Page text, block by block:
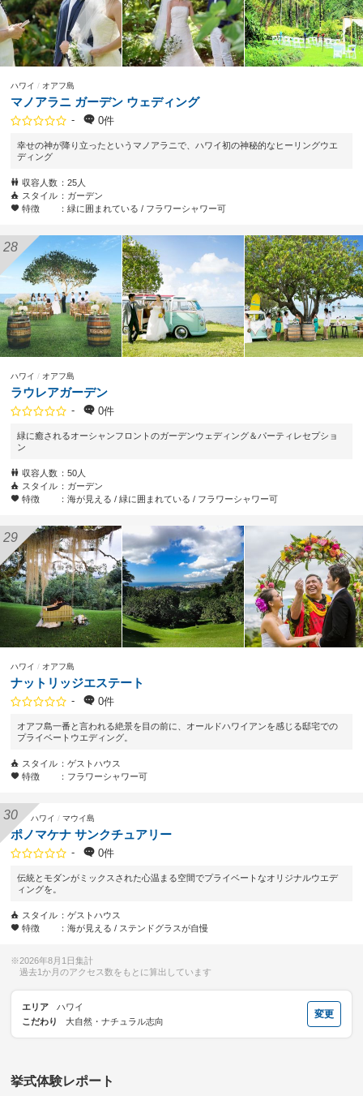
ハワイ オアフ島
マノアラニ ガーデン ウェディング
- 0件
幸せの神が降り立ったというマノアラニで、ハワイ初の神秘的なヒーリングウエ
ディング
収容人数
25人
スタイル
ガーデン
特徴
緑に囲まれている フラワーシャワー可
ハワイ オアフ島
ラウレアガーデン
- 0件
緑に癒されるオーシャンフロントのガーデンウェディング＆パーティレセプショ
ン
収容人数
50人
スタイル
ガーデン
特徴
海が見える 緑に囲まれている フラワーシャワー可
ハワイ オアフ島
ナットリッジエステート
- 0件
オアフ島一番と言われる絶景を目の前に、オールドハワイアンを感じる邸宅での
プライベートウエディング。
スタイル
ゲストハウス
特徴
フラワーシャワー可
ハワイ マウイ島
ポノマケナ サンクチュアリー
- 0件
伝統とモダンがミックスされた心温まる空間でプライベートなオリジナルウエデ
ィングを。
スタイル
ゲストハウス
特徴
海が見える ステンドグラスが自慢
2026年8月1日集計
過去1か月のアクセス数をもとに算出しています
エリア
ハワイ
こだわり
大自然・ナチュラル志向
変更
挙式体験レポート